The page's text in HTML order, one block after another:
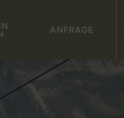
ANFRAGE